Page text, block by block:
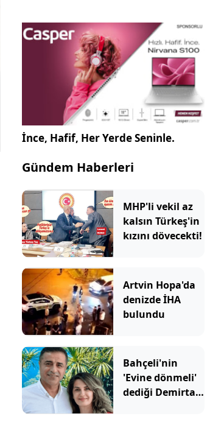
İnce, Hafif, Her Yerde Seninle.
Gündem Haberleri
MHP'li vekil az
kalsın Türkeş'in
kızını dövecekti!
Artvin Hopa'da
denizde İHA
bulundu
Bahçeli'nin
'Evine dönmeli'
dediği Demirtaş